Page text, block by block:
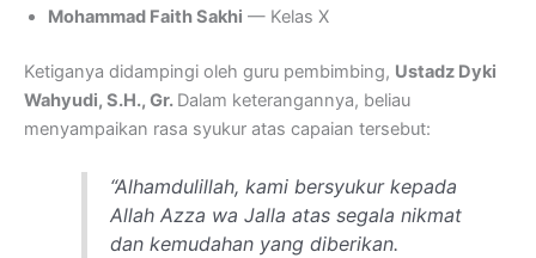
Mohammad Faith Sakhi — Kelas X
Ketiganya didampingi oleh guru pembimbing, Ustadz Dyki
Wahyudi, S.H., Gr. Dalam keterangannya, beliau
menyampaikan rasa syukur atas capaian tersebut:
“Alhamdulillah, kami bersyukur kepada
Allah Azza wa Jalla atas segala nikmat
dan kemudahan yang diberikan.